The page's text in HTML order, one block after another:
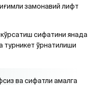
замонавий лифт
сифатини янада
ўрнатилиши
ва сифатли амалга